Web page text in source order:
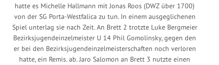
hatte es Michelle Hallmann mit Jonas Roos (DWZ über 1700)
von der SG Porta-Westfalica zu tun. In einem ausgeglichenen
Spiel unterlag sie nach Zeit. An Brett 2 trotzte Luke Bergmeier
Bezirksjugendeinzelmeister U 14 Phil Gomolinsky, gegen den
er bei den Bezirksjugendeinzelmeisterschaften noch verloren
hatte, ein Remis. ab. Jaro Salomon an Brett 3 nutzte einen